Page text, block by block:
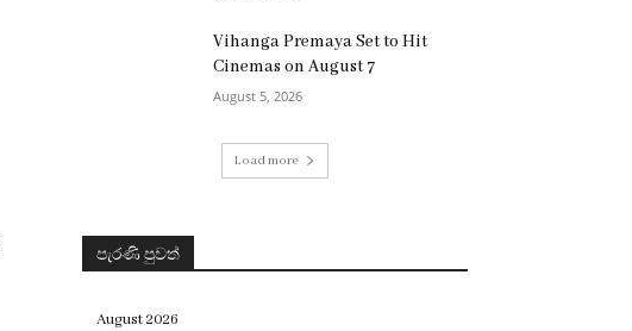
Vihanga Premaya Set to Hit
Cinemas on August 7
August 5, 2026
Load more
පැරණි පුවත්
August 2026